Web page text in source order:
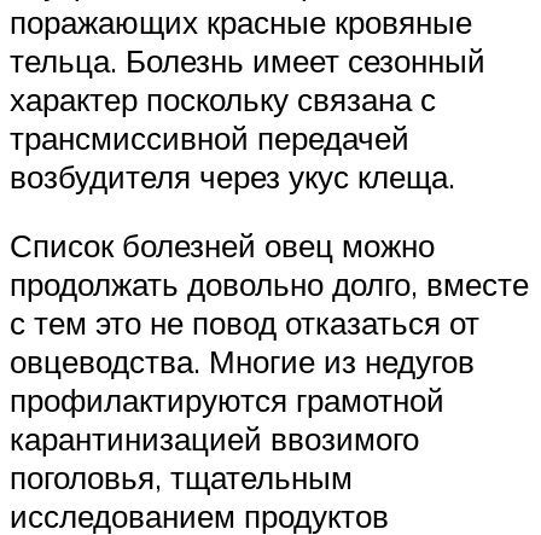
поражающих красные кровяные
тельца. Болезнь имеет сезонный
характер поскольку связана с
трансмиссивной передачей
возбудителя через укус клеща.
Список болезней овец можно
продолжать довольно долго, вместе
с тем это не повод отказаться от
овцеводства. Многие из недугов
профилактируются грамотной
карантинизацией ввозимого
поголовья, тщательным
исследованием продуктов